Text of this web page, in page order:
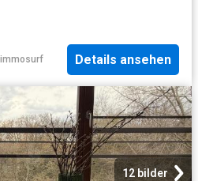
immosurf Details ansehen
12 bilder